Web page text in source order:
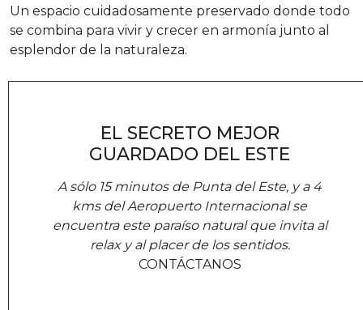
Un espacio cuidadosamente preservado donde todo
se combina para vivir y crecer en armonía junto al
esplendor de la naturaleza.
EL SECRETO MEJOR
GUARDADO DEL ESTE
A sólo 15 minutos de Punta del Este, y a 4
kms del Aeropuerto Internacional se
encuentra este paraíso natural que invita al
relax y al placer de los sentidos.
CONTÁCTANOS